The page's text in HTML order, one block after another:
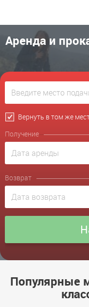
Аренда и
Вернуть в том же
Получение
Возврат
Популярные